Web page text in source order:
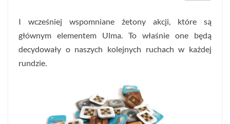
I wcześniej wspomniane żetony akcji, które są
głównym elementem Ulma. To właśnie one będą
decydowały o naszych kolejnych ruchach w każdej
rundzie.